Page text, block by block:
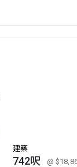
建築
742呎 @